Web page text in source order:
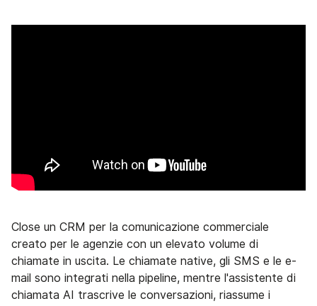
Close un CRM per la comunicazione commerciale
creato per le agenzie con un elevato volume di
chiamate in uscita. Le chiamate native, gli SMS e le e-
mail sono integrati nella pipeline, mentre l'assistente di
chiamata AI trascrive le conversazioni, riassume i